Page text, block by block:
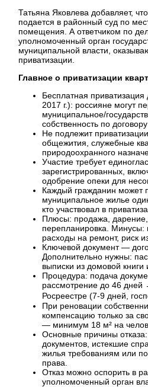
Татьяна Яковлева добавляет,
подается в районный суд по
помещения. А ответчиком по
уполномоченный орган
муниципальной власти,
приватизации.
Главное о приватизации
Бесплатная приватизация
2017 г.): россияне могут
муниципальное/
собственность по
Не подлежит
общежития, служебные
природоохранного
Участие требует
зарегистрированных,
одобрение опеки для
Каждый гражданин может
муниципальное жилье
кто участвовал в
Плюсы: продажа, дарение,
перепланировка. Минусы:
расходы на ремонт, риск
Ключевой документ —
Дополнительно нужны:
выписки из домовой книги
Процедура: подача
рассмотрение до 46 дней
Росреестре (7-9 дней,
При реновации
компенсацию только за
— минимум 18 м² на
Основные причины
документов, истекшие
жилья требованиям или
права.
Отказ можно оспорить в
уполномоченный орган